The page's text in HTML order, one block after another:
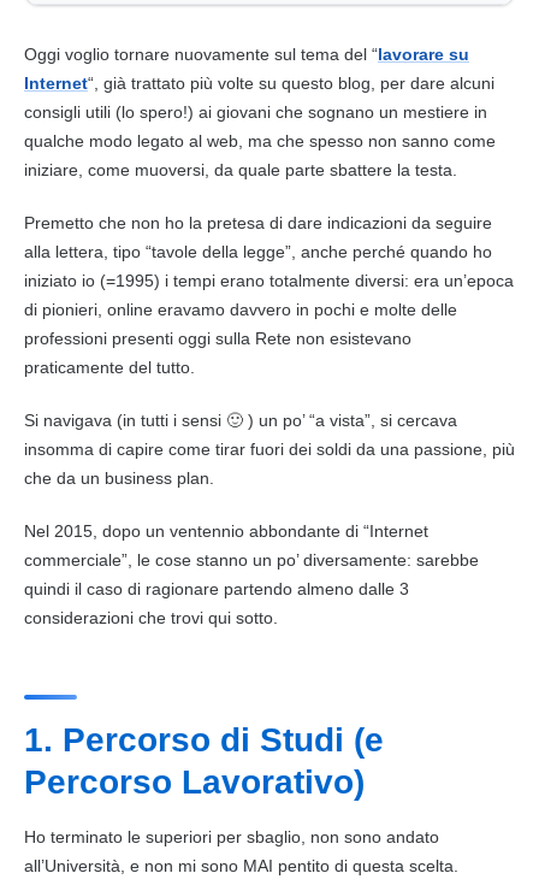
Oggi voglio tornare nuovamente sul tema del “lavorare su
Internet“, già trattato più volte su questo blog, per dare alcuni
consigli utili (lo spero!) ai giovani che sognano un mestiere in
qualche modo legato al web, ma che spesso non sanno come
iniziare, come muoversi, da quale parte sbattere la testa.
Premetto che non ho la pretesa di dare indicazioni da seguire
alla lettera, tipo “tavole della legge”, anche perché quando ho
iniziato io (=1995) i tempi erano totalmente diversi: era un’epoca
di pionieri, online eravamo davvero in pochi e molte delle
professioni presenti oggi sulla Rete non esistevano
praticamente del tutto.
Si navigava (in tutti i sensi 🙂 ) un po’ “a vista”, si cercava
insomma di capire come tirar fuori dei soldi da una passione , più
che da un business plan.
Nel 2015, dopo un ventennio abbondante di “Internet
commerciale”, le cose stanno un po’ diversamente: sarebbe
quindi il caso di ragionare partendo almeno dalle 3
considerazioni che trovi qui sotto.
1. Percorso di Studi (e
Percorso Lavorativo)
Ho terminato le superiori per sbaglio, non sono andato
all’Università, e non mi sono MAI pentito di questa scelta.